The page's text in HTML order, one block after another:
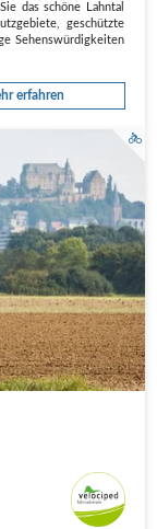
das schöne Lahntal
geschützte
Sehenswürdigkeiten
erfahren